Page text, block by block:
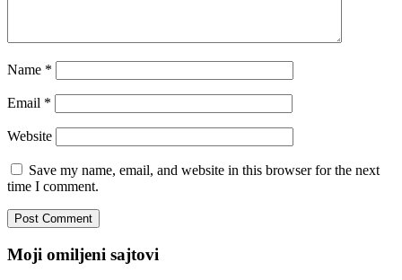
Name *
Email *
Website
Save my name, email, and website in this browser for the next
time I comment.
Moji omiljeni sajtovi